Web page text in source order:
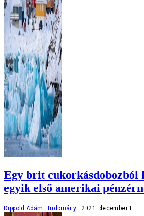
Egy brit cukorkásdobozból
egyik első amerikai
Dippold Ádám tudomány 2021. december 1.